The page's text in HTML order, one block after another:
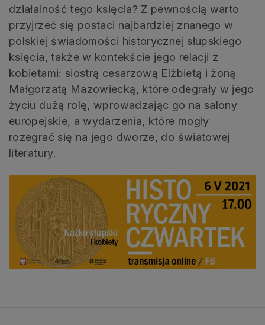
działalność tego księcia? Z pewnością warto
przyjrzeć się postaci najbardziej znanego w
polskiej świadomości historycznej słupskiego
księcia, także w kontekście jego relacji z
kobietami: siostrą cesarzową Elżbietą i żoną
Małgorzatą Mazowiecką, które odegrały w jego
życiu dużą rolę, wprowadzając go na salony
europejskie, a wydarzenia, które mogły
rozegrać się na jego dworze, do światowej
literatury.